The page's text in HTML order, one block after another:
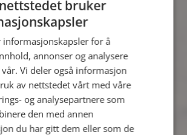
Andreas
27 år fra Haugesund i Rogaland
Søker kvinne 18 - 44 år
Vil du vite mer om Andreas? Du kan se
en fullstendig profil med opplysninger
og bilder hvis du er medlem på
Møteplassen.
bruker
informasjonskapsler for å
annonser og analysere
Vi deler også informasjon
av nettstedet vårt med våre
og analysepartnere som
den med annen
du har gitt dem eller som de